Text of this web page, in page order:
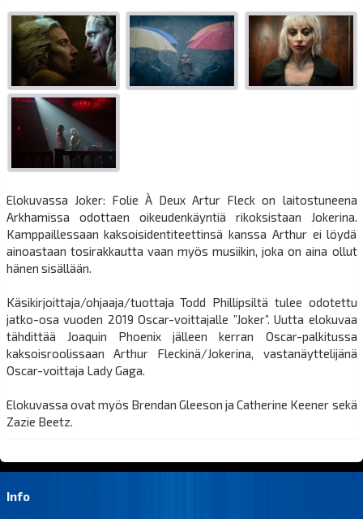
Elokuvassa Joker: Folie À Deux Artur Fleck on laitostuneena
Arkhamissa odottaen oikeudenkäyntiä rikoksistaan Jokerina.
Kamppaillessaan kaksoisidentiteettinsä kanssa Arthur ei löydä
ainoastaan tosirakkautta vaan myös musiikin, joka on aina ollut
hänen sisällään.
Käsikirjoittaja/ohjaaja/tuottaja Todd Phillipsiltä tulee odotettu
jatko-osa vuoden 2019 Oscar-voittajalle ”Joker”. Uutta elokuvaa
tähdittää Joaquin Phoenix jälleen kerran Oscar-palkitussa
kaksoisroolissaan Arthur Fleckinä/Jokerina, vastanäyttelijänä
Oscar-voittaja Lady Gaga.
Elokuvassa ovat myös Brendan Gleeson ja Catherine Keener sekä
Zazie Beetz.
Info